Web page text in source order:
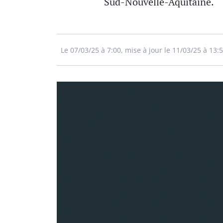
Le 07/03/25 à 7:00, mise à jour le 11/03/25 à